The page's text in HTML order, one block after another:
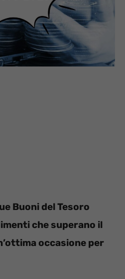
Buoni del Tesoro
che superano il
occasione per